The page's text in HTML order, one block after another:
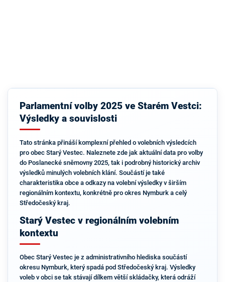
Parlamentní volby 2025 ve Starém Vestci:
Výsledky a souvislosti
Tato stránka přináší komplexní přehled o volebních výsledcích
pro obec Starý Vestec. Naleznete zde jak aktuální data pro volby
do Poslanecké sněmovny 2025, tak i podrobný historický archiv
výsledků minulých volebních klání. Součástí je také
charakteristika obce a odkazy na volební výsledky v širším
regionálním kontextu, konkrétně pro okres Nymburk a celý
Středočeský kraj.
Starý Vestec v regionálním volebním
kontextu
Obec Starý Vestec je z administrativního hlediska součástí
okresu Nymburk, který spadá pod Středočeský kraj. Výsledky
voleb v obci se tak stávají dílkem větší skládačky, která odráží